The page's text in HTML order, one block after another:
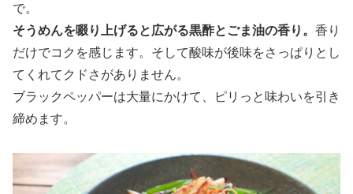
で。
そうめんを啜り上げると広がる黒酢とごま油の香り。 香り
だけでコクを感じます。そして酸味が後味をさっぱりとし
てくれてクドさがありません。
ブラックペッパーは大量にかけて、ピリっと味わいを引き
締めます。